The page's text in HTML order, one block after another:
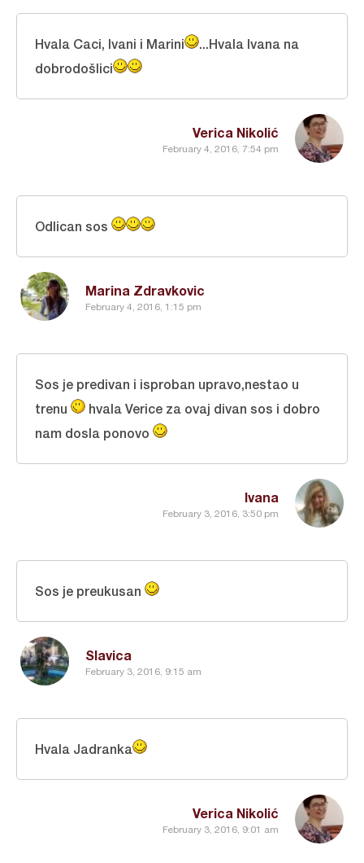
Verica Nikolić
February 4, 2016, 7:54 pm
Hvala Caci, Ivani i Marini
...Hvala Ivana na
dobrodošlici
Marina Zdravkovic
February 4, 2016, 1:15 pm
Odlican sos
Ivana
February 3, 2016, 3:50 pm
Sos je predivan i isproban upravo,nestao u
trenu
hvala Verice za ovaj divan sos i dobro
nam dosla ponovo
Slavica
February 3, 2016, 9:15 am
Sos je preukusan
Verica Nikolić
February 3, 2016, 9:01 am
Hvala Jadranka